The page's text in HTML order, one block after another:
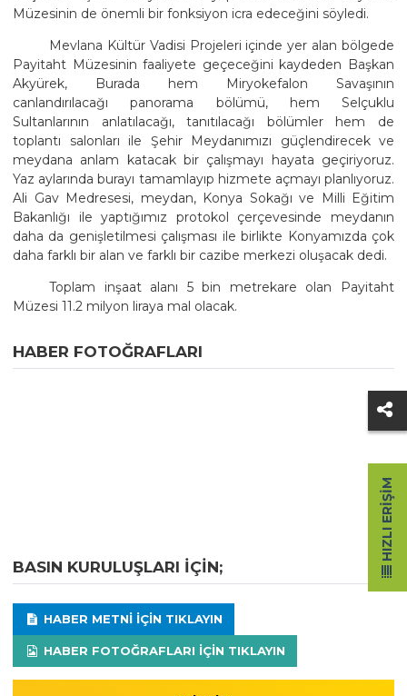
Müzesinin de önemli bir fonksiyon icra edeceğini söyledi.
Mevlana Kültür Vadisi Projeleri içinde yer alan bölgede
Payitaht Müzesinin faaliyete geçeceğini kaydeden Başkan
Akyürek, Burada hem Miryokefalon Savaşının
canlandırılacağı panorama bölümü, hem Selçuklu
Sultanlarının anlatılacağı, tanıtılacağı bölümler hem de
toplantı salonları ile Şehir Meydanımızı güçlendirecek ve
meydana anlam katacak bir çalışmayı hayata geçiriyoruz.
Yaz aylarında burayı tamamlayıp hizmete açmayı planlıyoruz.
Ali Gav Medresesi, meydan, Konya Sokağı ve Milli Eğitim
Bakanlığı ile yaptığımız protokol çerçevesinde meydanın
daha da genişletilmesi çalışması ile birlikte Konyamızda çok
daha farklı bir alan ve farklı bir cazibe merkezi oluşacak dedi.
Toplam inşaat alanı 5 bin metrekare olan Payitaht
Müzesi 11.2 milyon liraya mal olacak.
HABER FOTOĞRAFLARI
BASIN KURULUŞLARI IÇIN;
HABER METNI IÇIN TIKLAYIN
HABER FOTOĞRAFLARI IÇIN TIKLAYIN
HIZLI ERIŞIM